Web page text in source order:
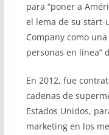
para “poner a
el lema de su start-
Company como
personas en línea”
En 2012, fue
cadenas de
Estados Unidos,
marketing en los